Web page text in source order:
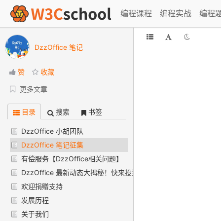
编程课程 编程实战 编程
DzzOffice 笔记
赞 收藏
更多文章
目录 搜索 书签
DzzOffice 小胡团队
DzzOffice 笔记征集
有偿服务【DzzOffice相关问题】
DzzOffice 最新动态大揭秘！快来投票助力+更新抢先看
欢迎捐赠支持
发展历程
关于我们